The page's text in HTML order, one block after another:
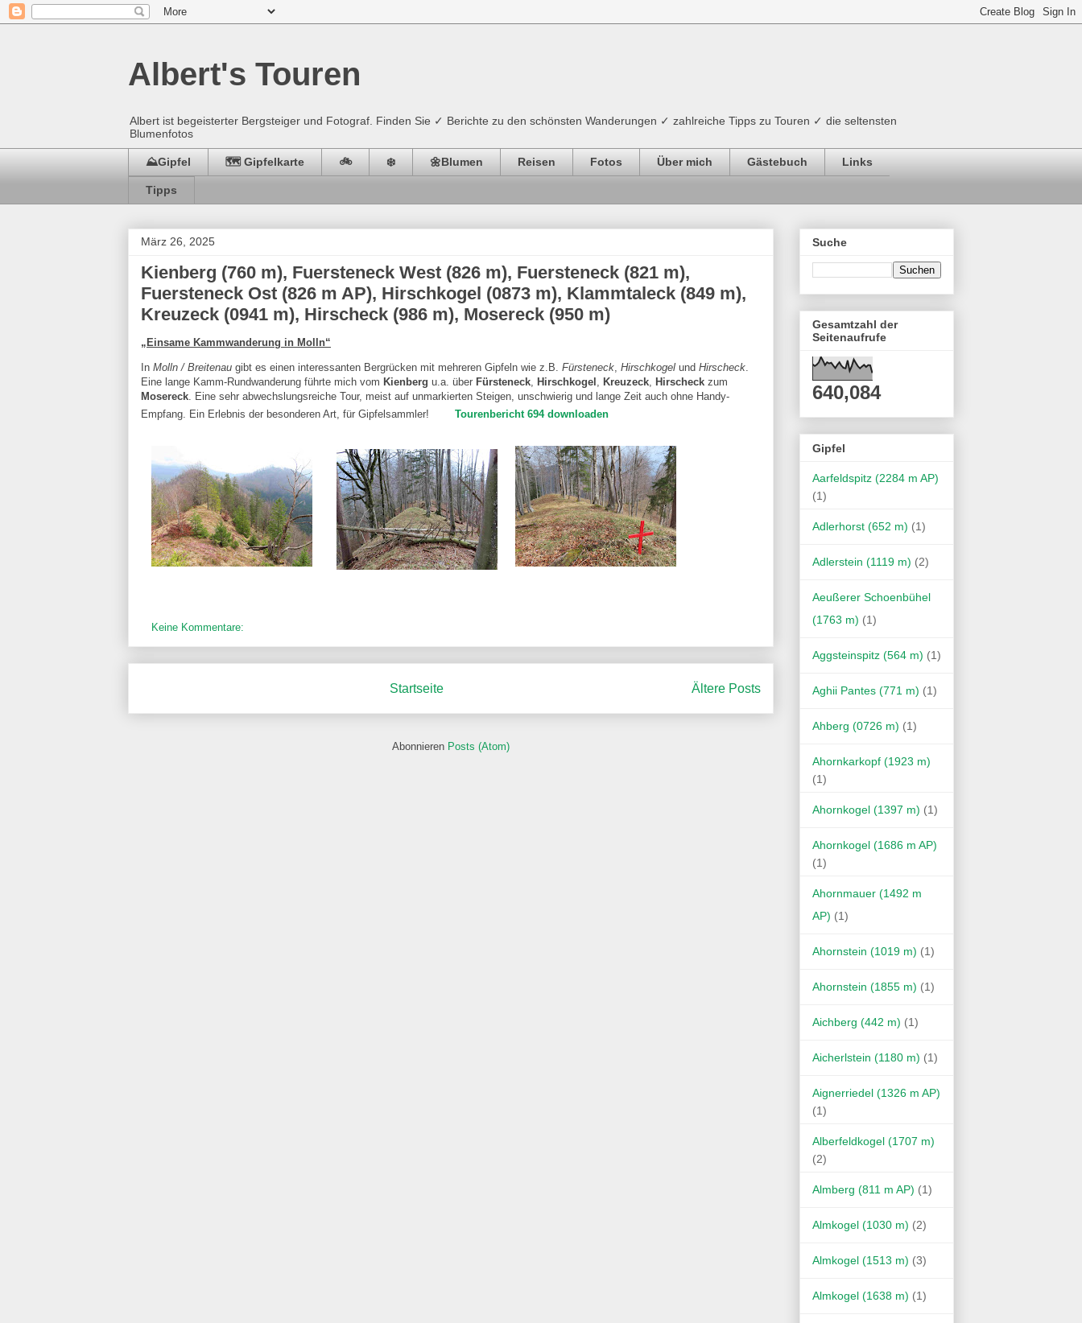
Albert's Touren
Albert ist begeisterter Bergsteiger und Fotograf. Finden Sie ✓ Berichte zu den schönsten Wanderungen ✓ zahlreiche Tipps zu Touren ✓ die seltensten
Blumenfotos
⛰️Gipfel 🗺️ Gipfelkarte 🚲 ❄️ 🌼Blumen Reisen Fotos Über mich Gästebuch Links
Tipps
März 26, 2025
Kienberg (760 m), Fuersteneck West (826 m), Fuersteneck (821 m),
Fuersteneck Ost (826 m AP), Hirschkogel (0873 m), Klammtaleck (849 m),
Kreuzeck (0941 m), Hirscheck (986 m), Mosereck (950 m)
„Einsame Kammwanderung in Molln“
In Molln / Breitenau gibt es einen interessanten Bergrücken mit mehreren Gipfeln wie z.B. Fürsteneck Hirschkogel und Hirscheck
Eine lange Kamm-Rundwanderung führte mich vom Kienberg u.a. über Fürsteneck Hirschkogel Kreuzeck Hirscheck zum
Mosereck . Eine sehr abwechslungsreiche Tour, meist auf unmarkierten Steigen, unschwierig und lange Zeit auch ohne Handy-
Empfang. Ein Erlebnis der besonderen Art, für Gipfelsammler!
Tourenbericht 694 downloaden
Keine Kommentare:
Ältere Posts
Startseite
Abonnieren Posts (Atom)
Suche
Gesamtzahl der
Seitenaufrufe
640,084
Gipfel
Aarfeldspitz (2284 m AP)
(1)
Adlerhorst (652 m) (1)
Adlerstein (1119 m) (2)
Aeußerer Schoenbühel
(1763 m) (1)
Aggsteinspitz (564 m) (1)
Aghii Pantes (771 m) (1)
Ahberg (0726 m) (1)
Ahornkarkopf (1923 m)
(1)
Ahornkogel (1397 m) (1)
Ahornkogel (1686 m AP)
(1)
Ahornmauer (1492 m
AP) (1)
Ahornstein (1019 m) (1)
Ahornstein (1855 m) (1)
Aichberg (442 m) (1)
Aicherlstein (1180 m) (1)
Aignerriedel (1326 m AP)
(1)
Alberfeldkogel (1707 m)
(2)
Almberg (811 m AP) (1)
Almkogel (1030 m) (2)
Almkogel (1513 m) (3)
Almkogel (1638 m) (1)